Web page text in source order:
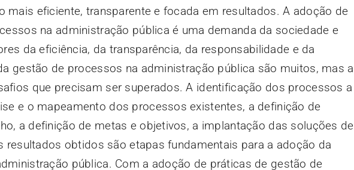
mais eficiente, transparente e focada em resultados. A adoção de
na administração pública é uma demanda da sociedade e
da eficiência, da transparência, da responsabilidade e da
gestão de processos na administração pública são muitos, mas a
que precisam ser superados. A identificação dos processos a
e o mapeamento dos processos existentes, a definição de
a definição de metas e objetivos, a implantação das soluções de
resultados obtidos são etapas fundamentais para a adoção da
pública. Com a adoção de práticas de gestão de